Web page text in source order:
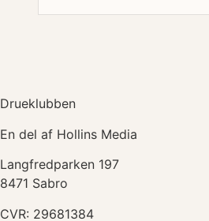
Drueklubben
En del af Hollins Media
Langfredparken 197
8471 Sabro
CVR: 29681384